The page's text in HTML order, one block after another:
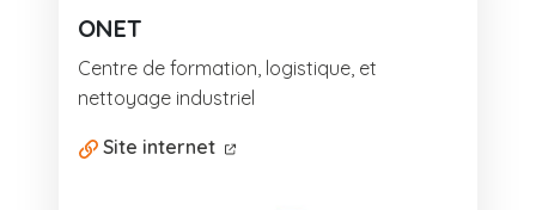
ONET
Centre de formation, logistique, et
nettoyage industriel
Site internet